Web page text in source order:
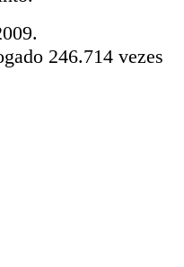
246.714 vezes